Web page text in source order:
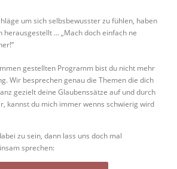
um sich selbsbewusster zu fühlen, haben
herausgestellt … „Mach doch einfach ne
gestellten Programm bist du nicht mehr
Wir besprechen genau die Themen die dich
gezielt deine Glaubenssätze auf und durch
kannst du mich immer wenns schwierig wird
zu sein, dann lass uns doch mal
sprechen: